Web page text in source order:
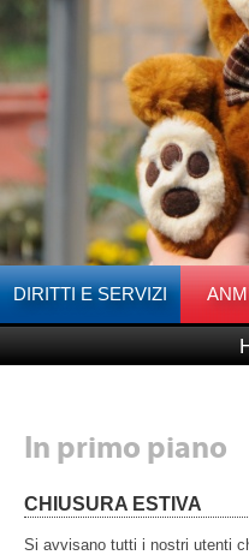
DIRITTI E SERVIZI
In primo piano
CHIUSURA ESTIVA
Si avvisano tutti i nostri utenti